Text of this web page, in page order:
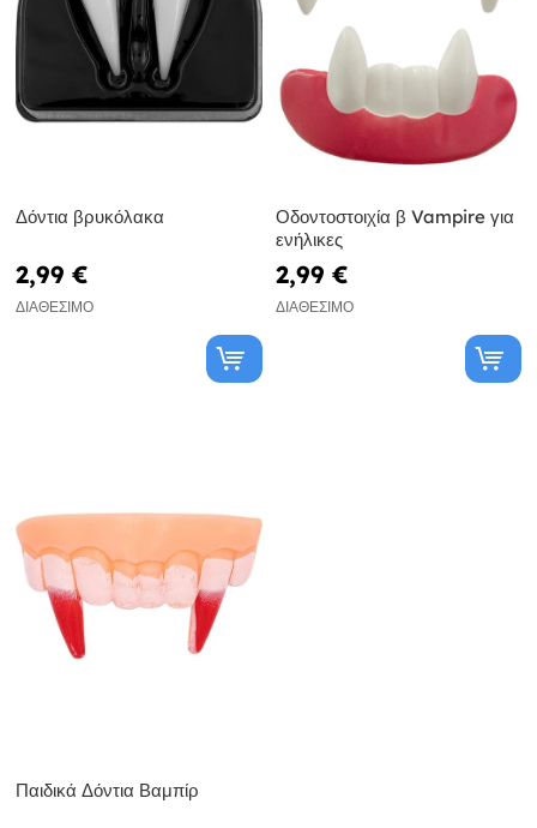
Δόντια βρυκόλακα
2,99 €
ΔΙΑΘΈΣΙΜΟ
Οδοντοστοιχία β Vampire για
ενήλικες
2,99 €
ΔΙΑΘΈΣΙΜΟ
Παιδικά Δόντια Βαμπίρ